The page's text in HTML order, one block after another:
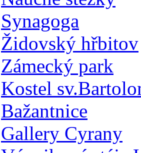
Synagoga
Židovský hřbitov
Zámecký park
Kostel
Bažantnice
Gallery Cyrany